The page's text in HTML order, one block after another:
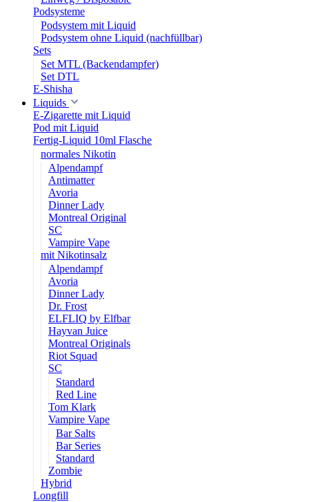
Podsysteme
Podsystem mit Liquid
Podsystem ohne Liquid (nachfüllbar)
Sets
Set MTL (Backendampfer)
Set DTL
E-Shisha
Liquids
E-Zigarette mit Liquid
Pod mit Liquid
Fertig-Liquid 10ml Flasche
normales Nikotin
Alpendampf
Antimatter
Avoria
Dinner Lady
Montreal Original
SC
Vampire Vape
mit Nikotinsalz
Alpendampf
Avoria
Dinner Lady
Dr. Frost
ELFLIQ by Elfbar
Hayvan Juice
Montreal Originals
Riot Squad
SC
Standard
Red Line
Tom Klark
Vampire Vape
Bar Salts
Bar Series
Standard
Zombie
Hybrid
Longfill